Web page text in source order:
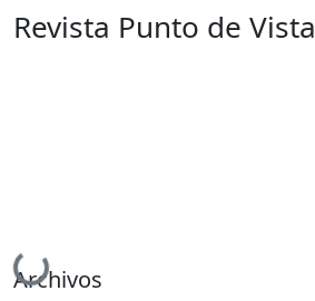
Descubre
Revista Punto de Vista
Cargando...
Archivos